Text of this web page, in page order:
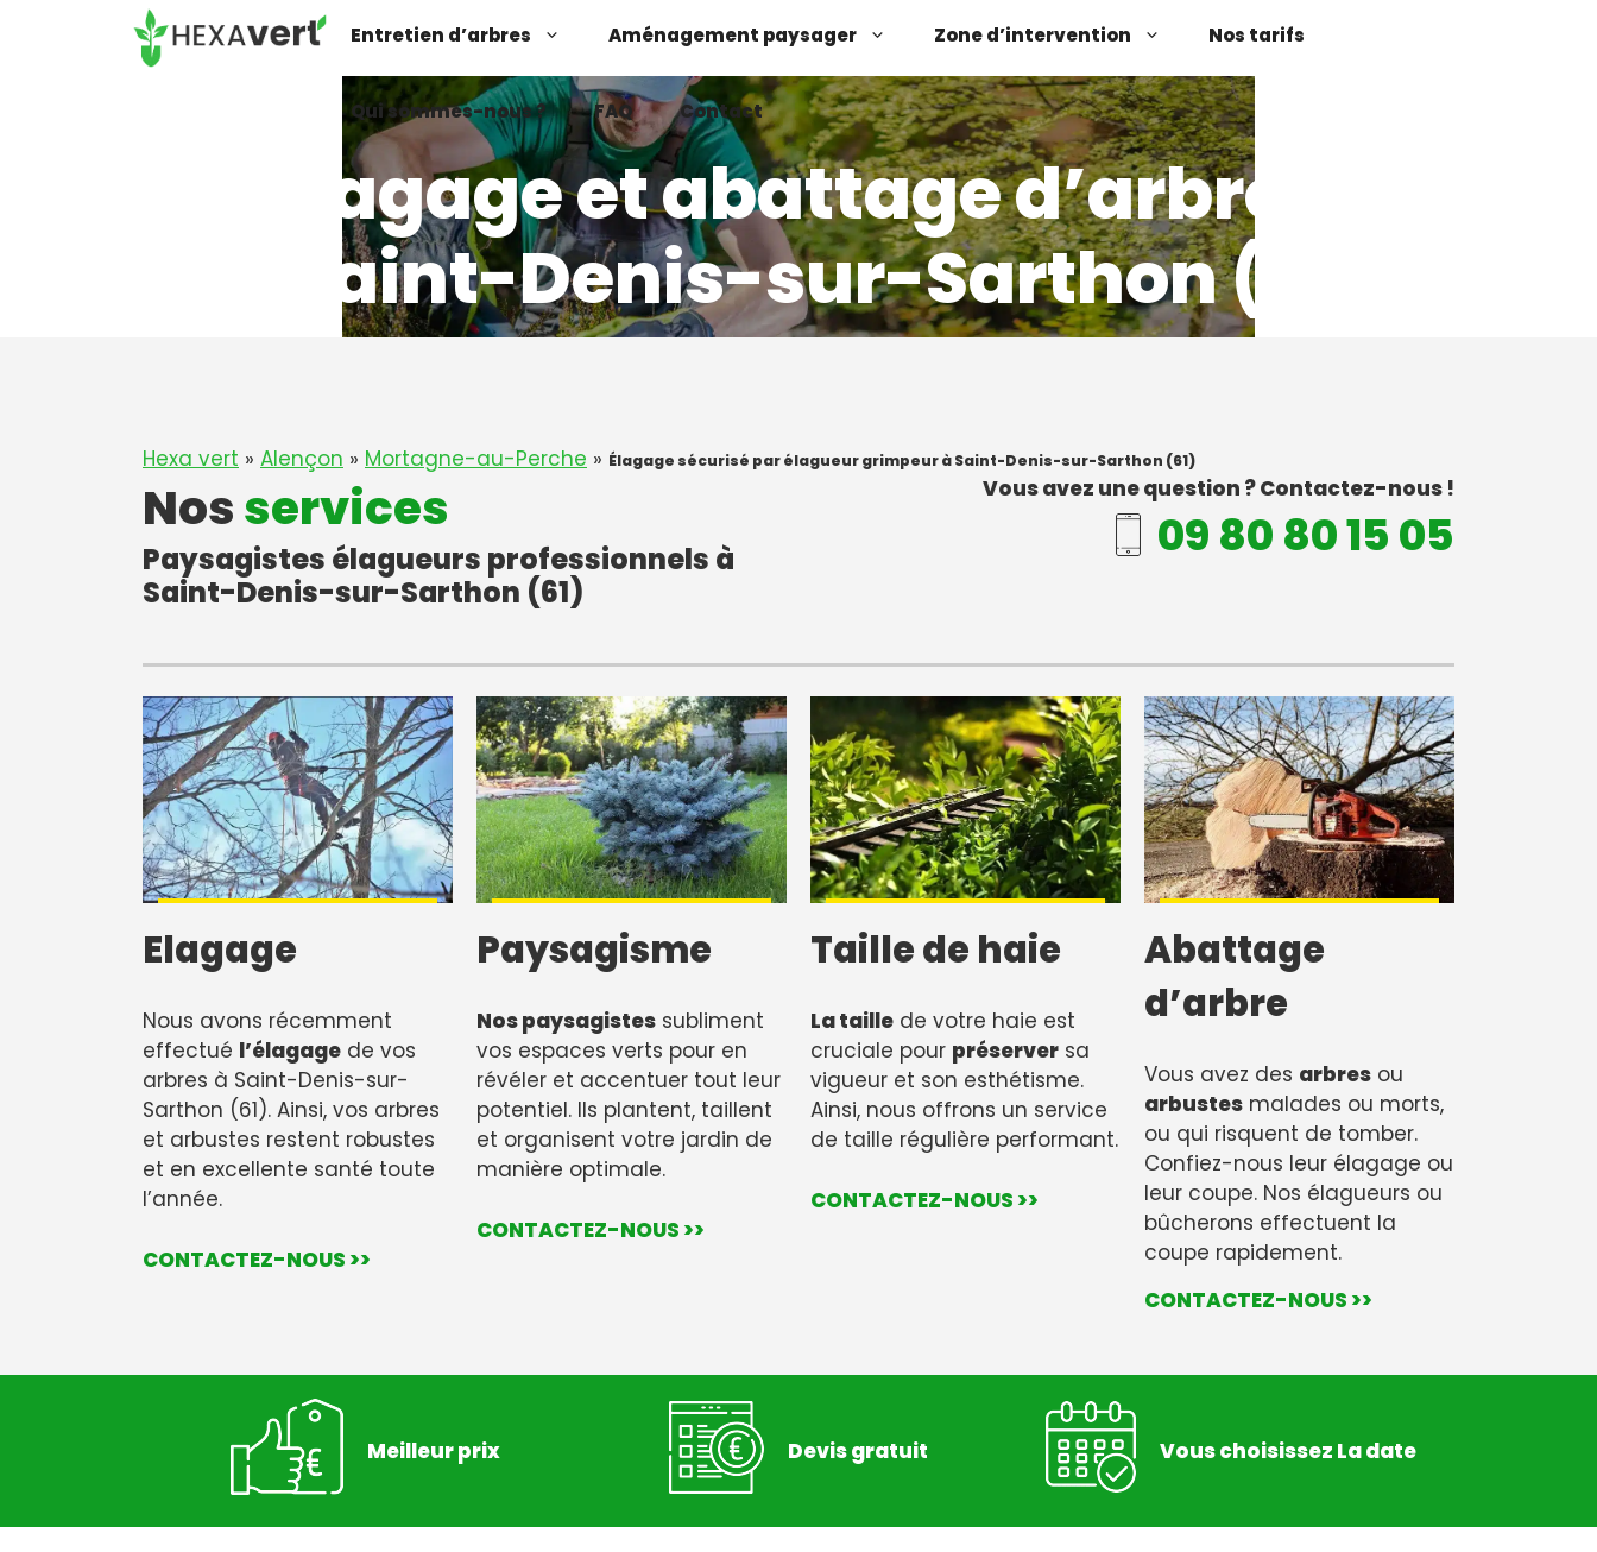
Entretien d’arbres Aménagement paysager Zone d’intervention Nos tarifs
Qui sommes-nous ? FAQ Contact
Elagage et abattage d’arbres
à Saint-Denis-sur-Sarthon (61)
Hexa vert » Alençon » Mortagne-au-Perche » Élagage sécurisé par élagueur grimpeur à Saint-Denis-sur-Sarthon (61)
Nosservices
Paysagistes élagueurs professionnels à
Saint-Denis-sur-Sarthon (61)
Vous avez une question ? Contactez-nous !
09 80 80 15 05
Elagage
Nous avons récemment
effectué l’élagage de vos
arbres à Saint-Denis-sur-
Sarthon (61). Ainsi, vos arbres
et arbustes restent robustes
et en excellente santé toute
l’année.
CONTACTEZ-NOUS >>
Paysagisme
Nos paysagistes subliment
vos espaces verts pour en
révéler et accentuer tout leur
potentiel. Ils plantent, taillent
et organisent votre jardin de
manière optimale.
CONTACTEZ-NOUS >>
Taille de haie
La taille de votre haie est
cruciale pour préserver sa
vigueur et son esthétisme.
Ainsi, nous offrons un service
de taille régulière performant.
CONTACTEZ-NOUS >>
Abattage
d’arbre
Vous avez des arbres ou
arbustes malades ou morts,
ou qui risquent de tomber.
Confiez-nous leur élagage ou
leur coupe. Nos élagueurs ou
bûcherons effectuent la
coupe rapidement.
CONTACTEZ-NOUS >>
Meilleur prix Devis gratuit Vous choisissez La date